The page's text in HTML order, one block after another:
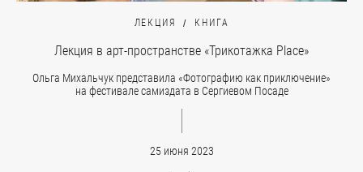
ЛЕКЦИЯ КНИГА
Лекция в арт-пространстве «Трикотажка Place»
Ольга Михальчук представила «Фотографию как приключение»
на фестивале самиздата в Сергиевом Посаде
25 июня 2023